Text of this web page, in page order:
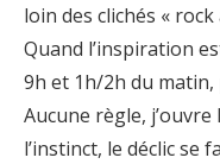
loin des clichés «
Quand l’inspiration
9h et 1h/2h du matin,
Aucune règle,
l’instinct, le déclic se